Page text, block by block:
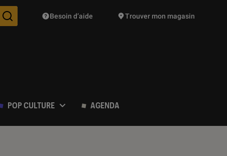
Des suggestions de produits vont vous être proposées
Besoin d’aide Trouver mon magasin
POP CULTURE AGENDA